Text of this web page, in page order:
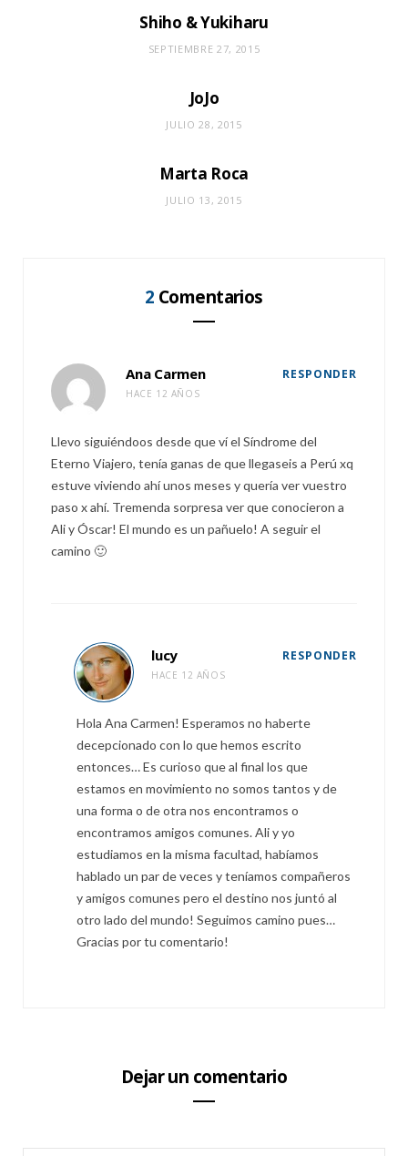
Shiho & Yukiharu
SEPTIEMBRE 27, 2015
JoJo
JULIO 28, 2015
Marta Roca
JULIO 13, 2015
2 Comentarios
Ana Carmen
HACE 12 AÑOS
RESPONDER
Llevo siguiéndoos desde que ví el Síndrome del
Eterno Viajero, tenía ganas de que llegaseis a Perú xq
estuve viviendo ahí unos meses y quería ver vuestro
paso x ahí. Tremenda sorpresa ver que conocieron a
Ali y Óscar! El mundo es un pañuelo! A seguir el
camino 🙂
lucy
HACE 12 AÑOS
RESPONDER
Hola Ana Carmen! Esperamos no haberte
decepcionado con lo que hemos escrito
entonces… Es curioso que al final los que
estamos en movimiento no somos tantos y de
una forma o de otra nos encontramos o
encontramos amigos comunes. Ali y yo
estudiamos en la misma facultad, habíamos
hablado un par de veces y teníamos compañeros
y amigos comunes pero el destino nos juntó al
otro lado del mundo! Seguimos camino pues…
Gracias por tu comentario!
Dejar un comentario